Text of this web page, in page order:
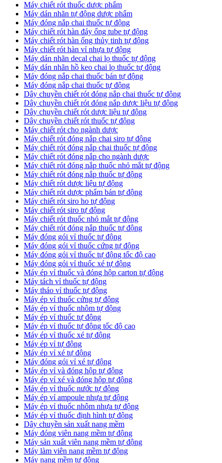
Máy chiết rót thuốc dược phẩm
Máy dán nhãn tự động dược phẩm
Máy đóng nắp chai thuốc tự động
Máy chiết rót hàn đáy ống tube tự động
Máy chiết rót hàn ống thủy tinh tự động
Máy chiết rót hàn vỉ nhựa tự động
​Máy dán nhãn decal chai lọ thuốc tự động
Máy dán nhãn hồ keo chai lọ thuốc tự động
Máy đóng nắp chai thuốc bán tự động
Máy đóng nắp chai thuốc tự động
Dây chuyền chiết rót đóng nắp chai thuốc tự động
​Dây chuyền chiết rót đóng nắp dược liệu tự động
Dây chuyền chiết rót dược liệu tự động
​Dây chuyền chiết rót thuốc tự động
Máy chiết rót cho ngành dược
​Máy chiết rót đóng nắp chai siro tự động
​Máy chiết rót đóng nắp chai thuốc tự động
​Máy chiết rót đóng nắp cho ngành dược
​Máy chiết rót đóng nắp thuốc nhỏ mắt tự động
​Máy chiết rót đóng nắp thuốc tự động
​Máy chiết rót dược liệu tự động
Máy chiết rót dược phẩm bán tự động
​Máy chiết rót siro ho tự động
​Máy chiết rót siro tự động
​Máy chiết rót thuốc nhỏ mắt tự động
​Máy chiết rót đóng nắp thuốc tự động
​Máy đóng gói vỉ thuốc tự động
Máy đóng gói vỉ thuốc cứng tự động
Máy đóng gói vỉ thuốc tự động tốc độ cao
Máy đóng gói vỉ thuốc xé tự động
​Máy ép vỉ thuốc và đóng hộp carton tự động
​Máy tách vỉ thuốc tự động
​Máy tháo vỉ thuốc tự động
​Máy ép vỉ thuốc cứng tự động
Máy ép vỉ thuốc nhôm tự động
Máy ép vỉ thuốc tự động​
​Máy ép vỉ thuốc tự động tốc độ cao
​Máy ép vỉ thuốc xé tự động
​Máy ép vỉ tự động
​Máy ép vỉ xé tự động
​Máy đóng gói vỉ xé tự động
​Máy ép vỉ và đóng hộp tự động
​Máy ép vỉ xé và đóng hộp tự động
​Máy ép vỉ thuốc nước tự động
​Máy ép vỉ ampoule nhựa tự động
Máy ép vỉ thuốc nhôm nhựa tự động
​Máy ép vỉ thuốc định hình tự động
​Dây chuyền sản xuất nang mềm
Máy đóng viên nang mềm tự động
​Máy sản xuất viên nang mềm tự động
Máy làm viên nang mềm tự động
Máy nang mềm tự động